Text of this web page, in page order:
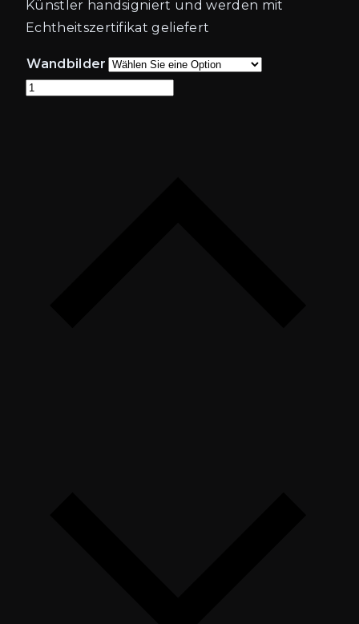
1.199,00€
Künstler handsigniert und werden mit
Echtheitszertifikat geliefert
Wandbilder
Kieler-